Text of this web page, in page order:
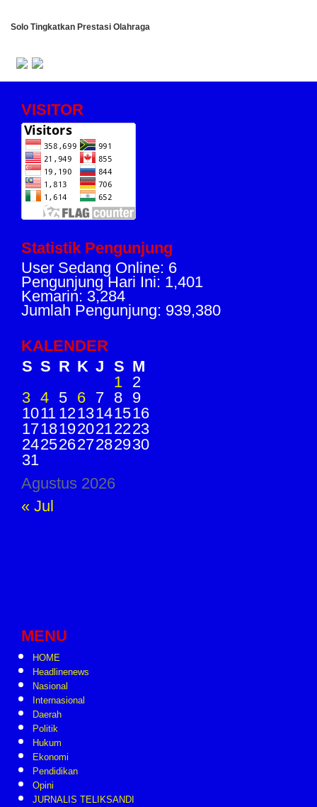
Solo Tingkatkan Prestasi Olahraga
VISITOR
Statistik Pengunjung
User Sedang Online: 6
Pengunjung Hari Ini: 1,401
Kemarin: 3,284
Jumlah Pengunjung: 939,380
KALENDER
Agustus 2026
S S R K J S M
1 2
3 4 5 6 7 8 9
1011 1213141516
17181920212223
24252627282930
31
« Jul
MENU
HOME
Headlinenews
Nasional
Internasional
Daerah
Politik
Hukum
Ekonomi
Pendidikan
Opini
JURNALIS TELIKSANDI